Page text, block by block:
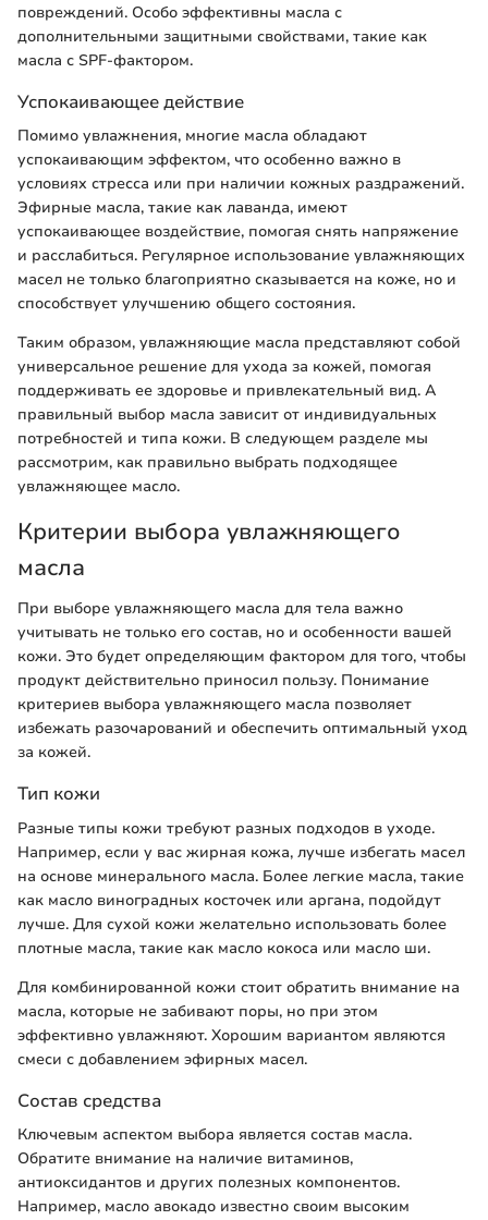
повреждений. Особо эффективны масла с
дополнительными защитными свойствами, такие как
масла с SPF-фактором.
Успокаивающее действие
Помимо увлажнения, многие масла обладают
успокаивающим эффектом, что особенно важно в
условиях стресса или при наличии кожных раздражений.
Эфирные масла, такие как лаванда, имеют
успокаивающее воздействие, помогая снять напряжение
и расслабиться. Регулярное использование увлажняющих
масел не только благоприятно сказывается на коже, но и
способствует улучшению общего состояния.
Таким образом, увлажняющие масла представляют собой
универсальное решение для ухода за кожей, помогая
поддерживать ее здоровье и привлекательный вид. А
правильный выбор масла зависит от индивидуальных
потребностей и типа кожи. В следующем разделе мы
рассмотрим, как правильно выбрать подходящее
увлажняющее масло.
Критерии выбора увлажняющего
масла
При выборе увлажняющего масла для тела важно
учитывать не только его состав, но и особенности вашей
кожи. Это будет определяющим фактором для того, чтобы
продукт действительно приносил пользу. Понимание
критериев выбора увлажняющего масла позволяет
избежать разочарований и обеспечить оптимальный уход
за кожей.
Тип кожи
Разные типы кожи требуют разных подходов в уходе.
Например, если у вас жирная кожа, лучше избегать масел
на основе минерального масла. Более легкие масла, такие
как масло виноградных косточек или аргана, подойдут
лучше. Для сухой кожи желательно использовать более
плотные масла, такие как масло кокоса или масло ши.
Для комбинированной кожи стоит обратить внимание на
масла, которые не забивают поры, но при этом
эффективно увлажняют. Хорошим вариантом являются
смеси с добавлением эфирных масел.
Состав средства
Ключевым аспектом выбора является состав масла.
Обратите внимание на наличие витаминов,
антиоксидантов и других полезных компонентов.
Например, масло авокадо известно своим высоким